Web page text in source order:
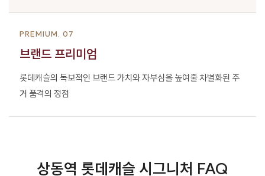
PREMIUM. 07
브랜드 프리미엄
롯데캐슬의 독보적인 브랜드 가치와 자부심을 높여줄차별화된 주
거 품격의 정점
상동역 롯데캐슬 시그니처 FAQ